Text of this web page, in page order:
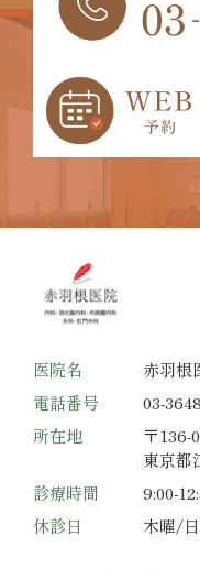
医院名
赤羽根
電話番号
03-
所在地
〒136-
東京都
診療時間
9:00-
休診日
木曜/